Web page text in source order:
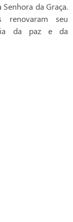
da Graça.
renovaram seu
da paz e da